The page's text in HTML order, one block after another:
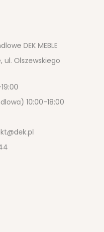
DEK MEBLE
ul. Olszewskiego
10:00-18:00